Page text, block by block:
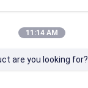
11:14 AM
are you looking for?